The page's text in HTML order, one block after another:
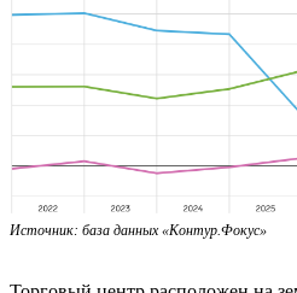
Источник: база данных «Контур.Фокус»